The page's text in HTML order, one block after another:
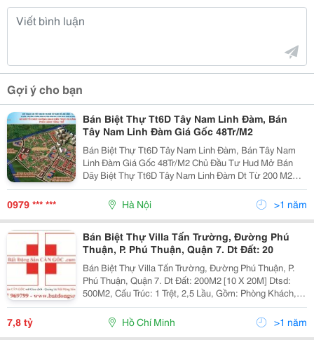
Gợi ý cho bạn
Bán Biệt Thự Tt6D Tây Nam Linh Đàm, Bán
Tây Nam Linh Đàm Giá Gốc 48Tr/M2
Bán Biệt Thự Tt6D Tây Nam Linh Đàm, Bán Tây Nam
Linh Đàm Giá Gốc 48Tr/M2 Chủ Đầu Tư Hud Mở Bán
Dãy Biệt Thự Tt6D Tây Nam Linh Đàm Dt Từ 200 M2
Trở Lên Bao Gồm 16 Lô Biệt Thự , 4 Lô Góc Hướng
Chính Là Bắc Và Nam, Hướng Bắc Nhìn Vườn Hoa Nộ
0979 *** *** Hà Nội >1 năm
Bán Biệt Thự Villa Tấn Trường, Đường Phú
Thuận, P. Phú Thuận, Quận 7. Dt Đất: 20
Bán Biệt Thự Villa Tấn Trường, Đường Phú Thuận, P.
Phú Thuận, Quận 7. Dt Đất: 200M2 [10 X 20M] Dtsd:
500M2, Cấu Trúc: 1 Trệt, 2,5 Lầu, Gồm: Phòng Khách, 7
Phòng Ngủ Lớn, 8 Wc, Có Sân Vườn Rộng Và Hồ Bơi
Tuyệt Đẹp. Vị Trí Khu Biệt Thự Nằm Phía Sau Khu
7,8 tỷ Hồ Chí Minh >1 năm